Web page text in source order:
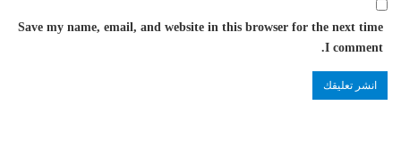
Save my name, email, and website in this browser for the next time
I comment.